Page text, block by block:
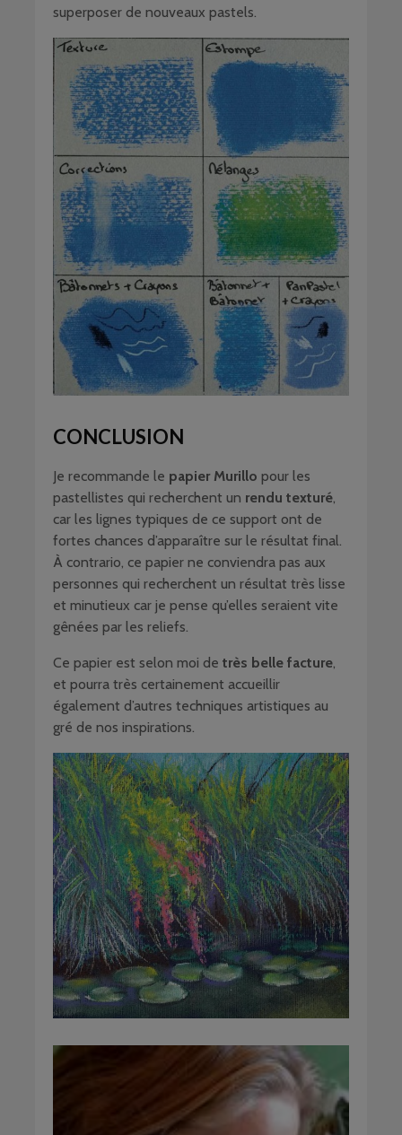
superposer de nouveaux pastels.
CONCLUSION
Je recommande le papier Murillo pour les
pastellistes qui recherchent un rendu texturé
car les lignes typiques de ce support ont de
fortes chances d’apparaître sur le résultat final.
À contrario, ce papier ne conviendra pas aux
personnes qui recherchent un résultat très lisse
et minutieux car je pense qu’elles seraient vite
gênées par les reliefs.
Ce papier est selon moi de très belle facture
et pourra très certainement accueillir
également d’autres techniques artistiques au
gré de nos inspirations.